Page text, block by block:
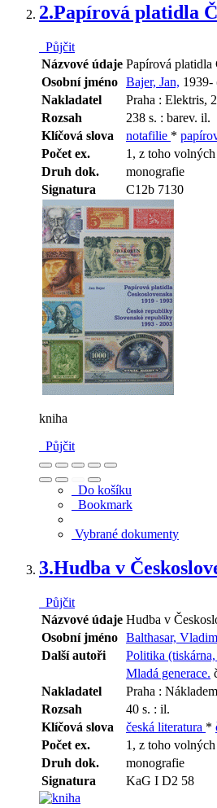
2.Papírová platidla
Půjčit
Názvové údaje Papírová platidla
Osobní jméno Bajer, Jan,
Nakladatel
Praha : Elektris,
Rozsah
238 s. : barev. il.
Klíčová slova
notafilie *
Počet ex.
1, z toho volných
Druh dok.
monografie
Signatura
C12b 7130
kniha
Půjčit
Do košíku
Bookmark
Vybrané dokumenty
3.Hudba v
Půjčit
Názvové údaje Hudba v
Osobní jméno Balthasar,
Další autoři
Politika
Mladá generace.
Nakladatel
Praha :
Rozsah
40 s. : il.
Klíčová slova
česká literatura *
Počet ex.
1, z toho volných
Druh dok.
monografie
Signatura
KaG I D2 58